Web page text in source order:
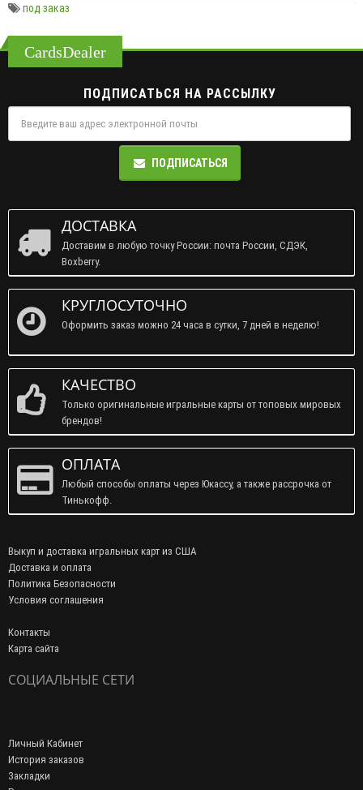
под заказ
CardsDealer
ПОДПИСАТЬСЯ НА РАССЫЛКУ
ПОДПИСАТЬСЯ
ДОСТАВКА
Доставим в любую точку России: почта России, СДЭК,
Boxberry.
КРУГЛОСУТОЧНО
Оформить заказ можно 24 часа в сутки, 7 дней в неделю!
КАЧЕСТВО
Только оригинальные игральные карты от топовых мировых
брендов!
ОПЛАТА
Любый способы оплаты через Юкассу, а также рассрочка от
Тинькофф.
Выкуп и доставка игральных карт из США
Доставка и оплата
Политика Безопасности
Условия соглашения
Контакты
Карта сайта
СОЦИАЛЬНЫЕ СЕТИ
Личный Кабинет
История заказов
Закладки